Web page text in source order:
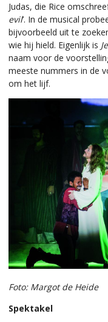
Judas, die Rice
evil’. In de musical
bijvoorbeeld uit te
wie hij hield. Eigenlijk is
naam voor de
meeste nummers in de
om het lijf.
Foto: Margot de Heide
Spektakel